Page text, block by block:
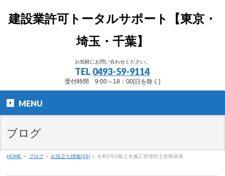
建設業許可トータルサポート【東京・
埼玉・千葉】
お気軽にお問い合わせください。
TEL 0493-59-9114
受付時間 9:00～18：00[日を除く]
MENU
ブログ
HOME » ブログ » お役立ち情報(29) » 令和2年2級土木施工管理技士合格発表